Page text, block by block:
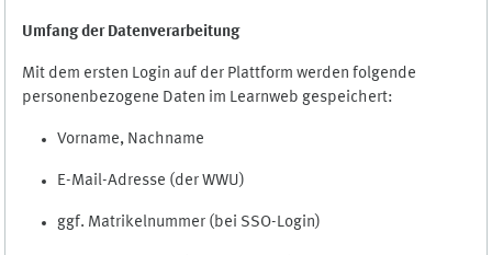
Umfang der Datenverarbeitung
Mit dem ersten Login auf der Plattform werden folgende
personenbezogene Daten im Learnweb gespeichert:
Vorname, Nachname
E-Mail-Adresse (der WWU)
ggf. Matrikelnummer (bei SSO-Login)